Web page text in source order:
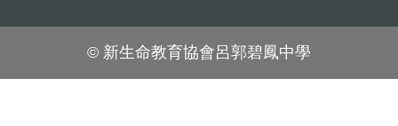
© 新生命教育協會呂郭碧鳳中學